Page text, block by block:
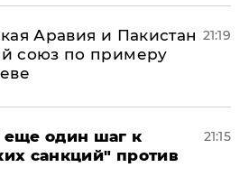
Аравия и Пакистан
союз по примеру
21:19
один шаг к
санкций" против
21:15